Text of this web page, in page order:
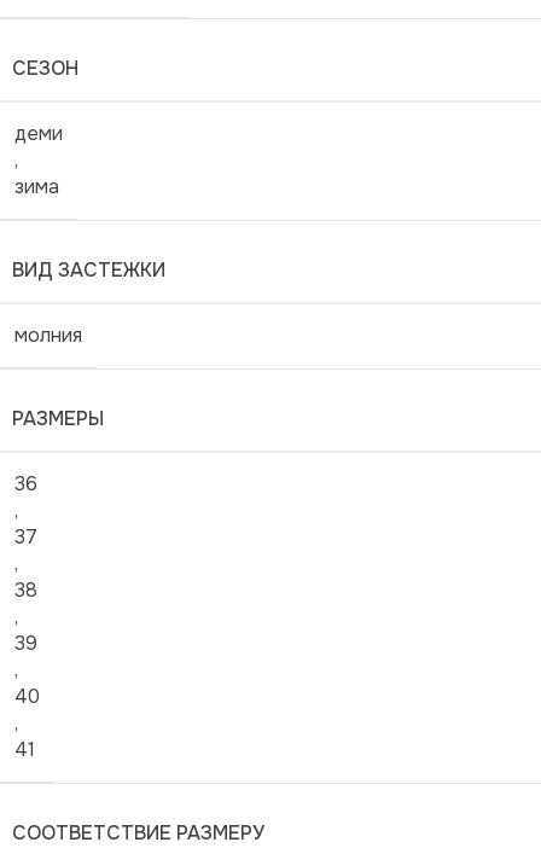
СЕЗОН
деми
,
зима
ВИД ЗАСТЕЖКИ
молния
РАЗМЕРЫ
36
,
37
,
38
,
39
,
40
,
41
СООТВЕТСТВИЕ РАЗМЕРУ